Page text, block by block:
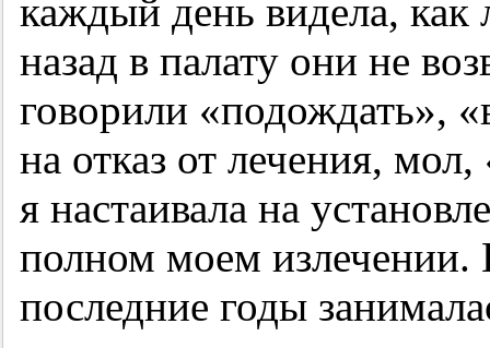
каждый день видела, как
назад в палату они не
говорили «подождать»,
на отказ от лечения,
я настаивала на
полном моем излечении.
последние годы